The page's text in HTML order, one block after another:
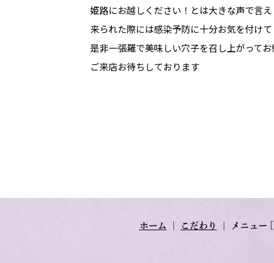
姫路にお越しください！とは大きな声で言
来られた際には感染予防に十分お気を付けて
是非一張羅で美味しい穴子を召し上がって
ご来店お待ちしております
ホーム こだわり メニュー